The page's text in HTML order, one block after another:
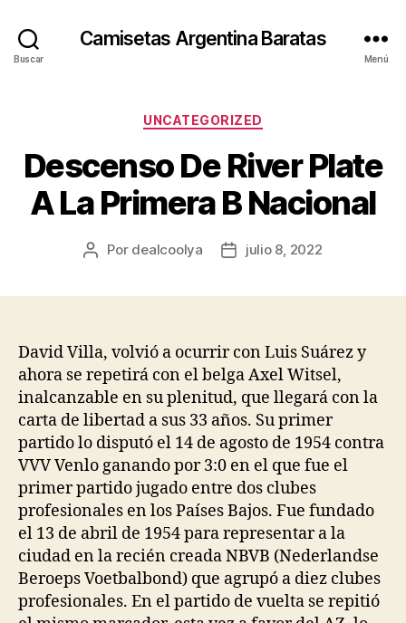
Buscar
Camisetas Argentina Baratas
Menú
Categorías
UNCATEGORIZED
Descenso De River Plate
A La Primera B Nacional
Autor
Por dealcoolya
Fechajulio 8, 2022
David Villa, volvió a ocurrir con Luis Suárez y
ahora se repetirá con el belga Axel Witsel,
inalcanzable en su plenitud, que llegará con la
carta de libertad a sus 33 años. Su primer
partido lo disputó el 14 de agosto de 1954 contra
VVV Venlo ganando por 3:0 en el que fue el
primer partido jugado entre dos clubes
profesionales en los Países Bajos. Fue fundado
el 13 de abril de 1954 para representar a la
ciudad en la recién creada NBVB (Nederlandse
Beroeps Voetbalbond) que agrupó a diez clubes
profesionales. En el partido de vuelta se repitió